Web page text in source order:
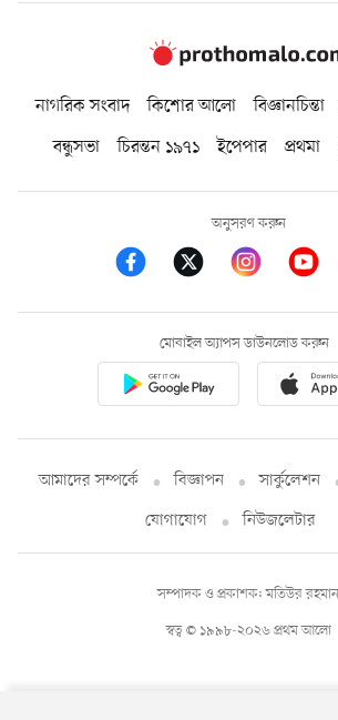
নাগরিক সংবাদ কিশোর আলো বিজ্ঞানচিন্তা
বন্ধুসভা
চিরন্তন ১৯৭১ ইপেপার প্রথমা
অনুসরণ করুন
মোবাইল অ্যাপস ডাউনলোড করুন
আমাদের সম্পর্কে বিজ্ঞাপন সার্কুলেশন
যোগাযোগ
নিউজলেটার
স্বত্ব © ১৯৯৮-২০২৬ প্রথম আলো
সম্পাদক ও প্রকাশক: মতিউর রহমান